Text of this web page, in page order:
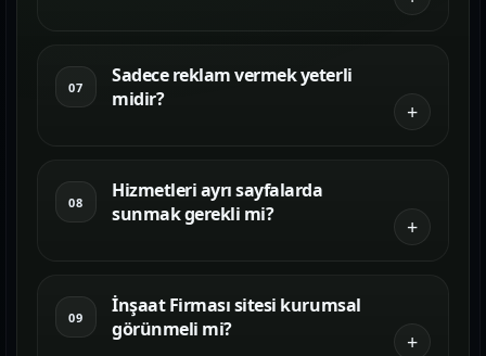
07
Sadece reklam vermek yeterli
midir?
08
Hizmetleri ayrı sayfalarda
sunmak gerekli mi?
09
İnşaat Firması sitesi kurumsal
görünmeli mi?